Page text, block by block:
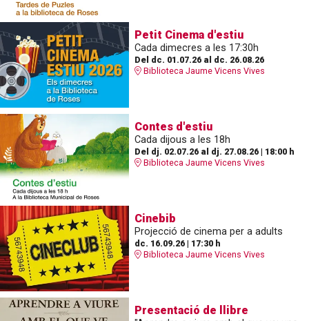
Petit Cinema d'estiu
Cada dimecres a les 17:30h
Del dc. 01.07.26al dc. 26.08.26
Biblioteca Jaume Vicens Vives
Contes d'estiu
Cada dijous a les 18h
Del dj. 02.07.26al dj. 27.08.26| 18:00 h
Biblioteca Jaume Vicens Vives
Cinebib
Projecció de cinema per a adults
dc. 16.09.26| 17:30 h
Biblioteca Jaume Vicens Vives
Presentació de llibre